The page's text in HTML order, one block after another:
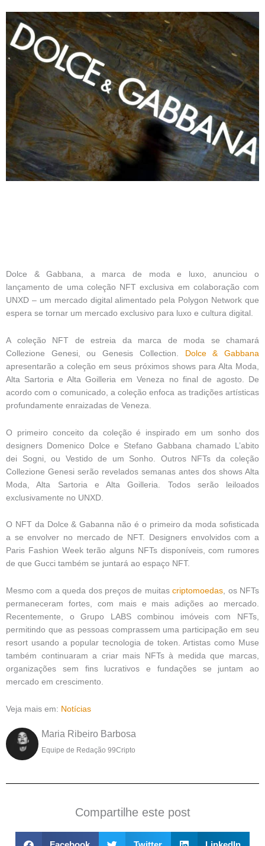
Dolce & Gabbana, a marca de moda e luxo, anunciou o
lançamento de uma coleção NFT exclusiva em colaboração com
UNXD – um mercado digital alimentado pela Polygon Network que
espera se tornar um mercado exclusivo para luxo e cultura digital.
A coleção NFT de estreia da marca de moda se chamará
Collezione Genesi, ou Genesis Collection. Dolce & Gabbana
apresentarão a coleção em seus próximos shows para Alta Moda,
Alta Sartoria e Alta Goilleria em Veneza no final de agosto. De
acordo com o comunicado, a coleção enfoca as tradições artísticas
profundamente enraizadas de Veneza.
O primeiro conceito da coleção é inspirado em um sonho dos
designers Domenico Dolce e Stefano Gabbana chamado L’abito
dei Sogni, ou Vestido de um Sonho. Outros NFTs da coleção
Collezione Genesi serão revelados semanas antes dos shows Alta
Moda, Alta Sartoria e Alta Goilleria. Todos serão leiloados
exclusivamente no UNXD.
O NFT da Dolce & Gabanna não é o primeiro da moda sofisticada
a se envolver no mercado de NFT. Designers envolvidos com a
Paris Fashion Week terão alguns NFTs disponíveis, com rumores
de que Gucci também se juntará ao espaço NFT.
Mesmo com a queda dos preços de muitascriptomoedas, os NFTs
permaneceram fortes, com mais e mais adições ao mercado.
Recentemente, o Grupo LABS combinou imóveis com NFTs,
permitindo que as pessoas comprassem uma participação em seu
resort usando a popular tecnologia de token. Artistas como Muse
também continuaram a criar mais NFTs à medida que marcas,
organizações sem fins lucrativos e fundações se juntam ao
mercado em crescimento.
Veja mais em: Notícias
Maria Ribeiro Barbosa
Equipe de Redação 99Cripto
Compartilhe este post